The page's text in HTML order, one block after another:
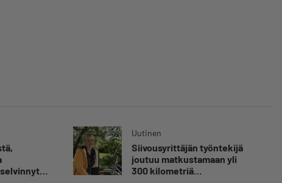
Uutinen
Siivousyrittäjän työntekijä
joutuu matkustamaan yli
300 kilometriä